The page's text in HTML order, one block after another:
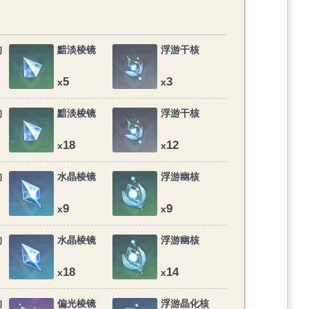
黯淡棱镜
x5
浮游干核
x3
黯淡棱镜
x18
浮游干核
x12
水晶棱镜
x9
浮游幽核
x9
水晶棱镜
x18
浮游幽核
x14
偏光棱镜 浮游晶化核